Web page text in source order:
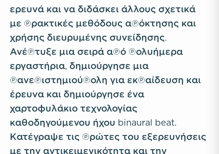
ερευνά και να διδάσκει άλλους σχετικά
με πρακτικές μεθόδους απόκτησης και
χρήσης διευρυμένης συνείδησης.
Ανέπτυξε μια σειρά από πολυήμερα
εργαστήρια, δημιούργησε μια
πανεπιστημιούπολη για εκπαίδευση και
έρευνα και δημιούργησε ένα
χαρτοφυλάκιο τεχνολογίας
καθοδηγούμενου ήχου binaural beat.
Κατέγραψε τις πρώτες του εξερευνήσεις
με την αντικειμενικότητα και την